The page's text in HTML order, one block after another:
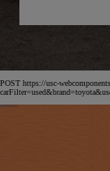
POST https://usc-